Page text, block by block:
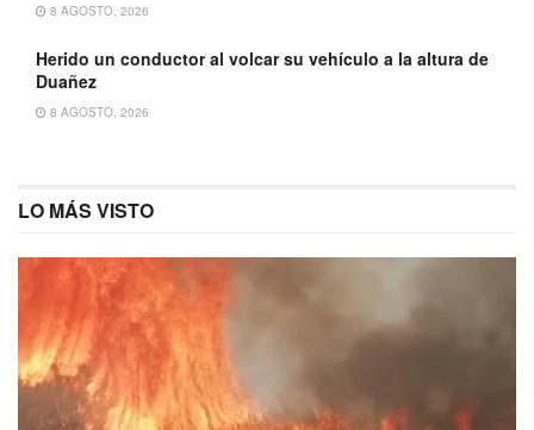
8 AGOSTO, 2026
Herido un conductor al volcar su vehículo a la altura de
Duañez
8 AGOSTO, 2026
LO MÁS VISTO